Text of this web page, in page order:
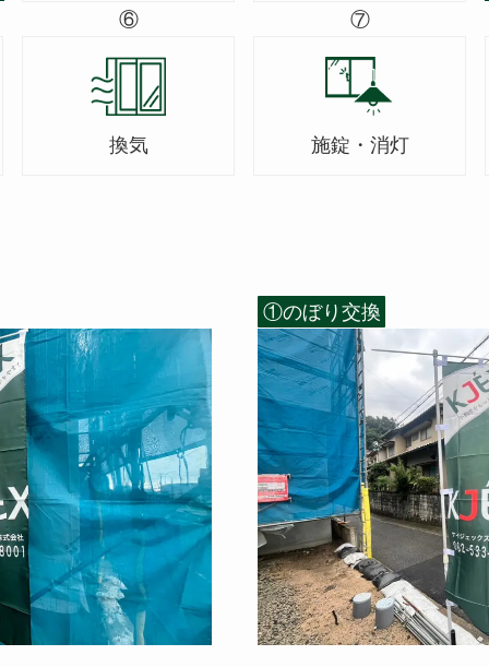
⑥
換気
⑦
施錠・消灯
①のぼり交換